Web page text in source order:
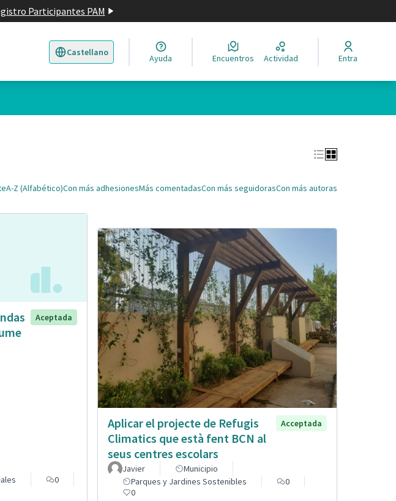
Participantes PAM
Castellano
Triar la llengua Elegir el idioma
Ayuda Encuentros Actividad Entra
A-Z (Alfabético)Con más adhesionesMás comentadasCon más seguidorasCon más autoras
Aceptada
0
Aplicar el projecte de Refugis
Climatics que està fent BCN al
seus centres escolars
Acceptada
Javier
Municipio
Parques y Jardines Sostenibles
0
0